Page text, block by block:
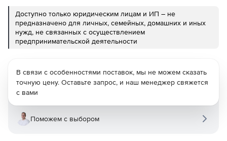
Доступно только юридическим лицам и ИП – не
предназначено для личных, семейных, домашних и иных
нужд, не связанных с осуществлением
предпринимательской деятельности
В связи с особенностями поставок, мы не можем сказать
точную цену. Оставьте запрос, и наш менеджер свяжется
с вами
Поможем с выбором